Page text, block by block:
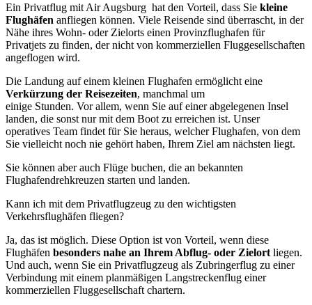
Ein Privatflug mit Air Augsburg hat den Vorteil, dass Sie kleine
Flughäfen anfliegen können. Viele Reisende sind überrascht, in der
Nähe ihres Wohn- oder Zielorts einen Provinzflughafen für
Privatjets zu finden, der nicht von kommerziellen Fluggesellschaften
angeflogen wird.
Die Landung auf einem kleinen Flughafen ermöglicht eine
Verkürzung der Reisezeiten, manchmal um
einige Stunden. Vor allem, wenn Sie auf einer abgelegenen Insel
landen, die sonst nur mit dem Boot zu erreichen ist. Unser
operatives Team findet für Sie heraus, welcher Flughafen, von dem
Sie vielleicht noch nie gehört haben, Ihrem Ziel am nächsten liegt.
Sie können aber auch Flüge buchen, die an bekannten
Flughafendrehkreuzen starten und landen.
Kann ich mit dem Privatflugzeug zu den wichtigsten
Verkehrsflughäfen fliegen?
Ja, das ist möglich. Diese Option ist von Vorteil, wenn diese
Flughäfen besonders nahe an Ihrem Abflug- oder Zielort liegen.
Und auch, wenn Sie ein Privatflugzeug als Zubringerflug zu einer
Verbindung mit einem planmäßigen Langstreckenflug einer
kommerziellen Fluggesellschaft chartern.